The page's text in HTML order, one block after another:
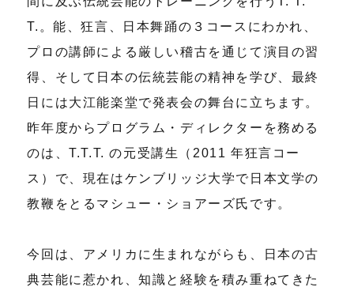
T.。能、狂言、日本舞踊の３コースにわかれ、
プロの講師による厳しい稽古を通じて演目の習
得、そして日本の伝統芸能の精神を学び、最終
日には大江能楽堂で発表会の舞台に立ちます。
昨年度からプログラム・ディレクターを務める
のは、T.T.T. の元受講生（2011 年狂言コー
ス）で、現在はケンブリッジ大学で日本文学の
教鞭をとるマシュー・ショアーズ氏です。
今回は、アメリカに生まれながらも、日本の古
典芸能に惹かれ、知識と経験を積み重ねてきた